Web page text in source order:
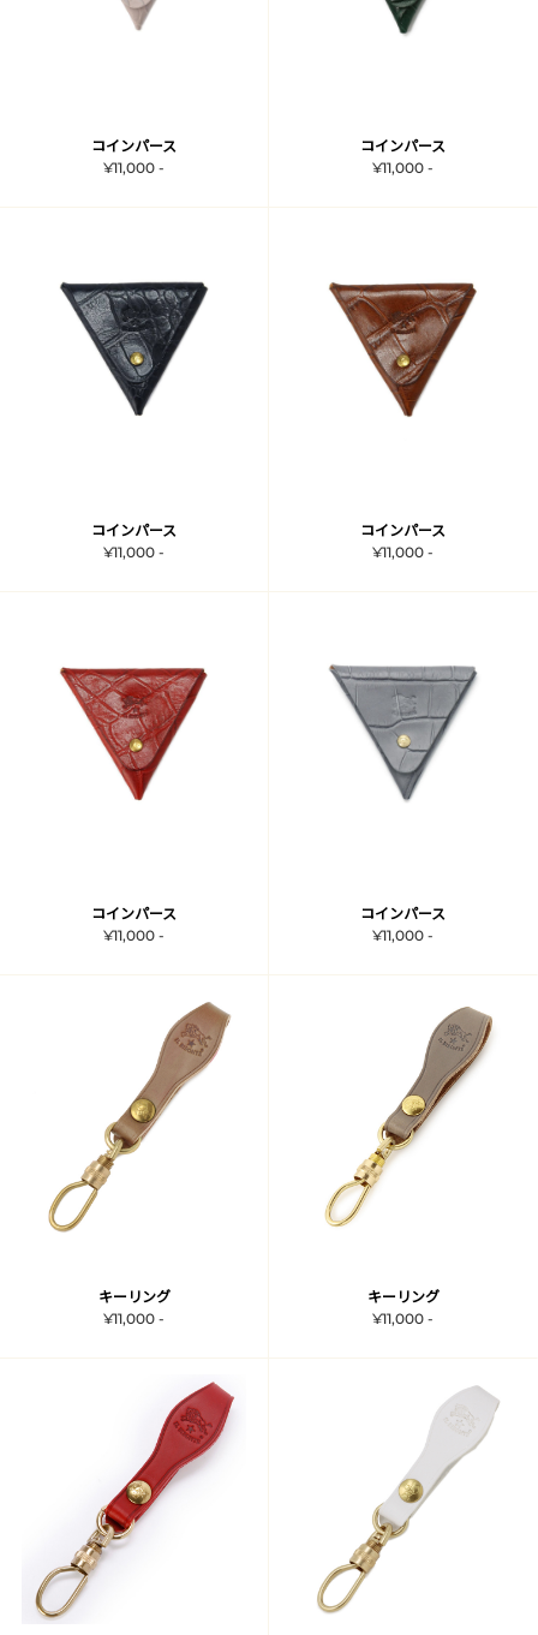
コインパース
¥11,000 -
コインパース
¥11,000 -
コインパース
¥11,000 -
コインパース
¥11,000 -
コインパース
¥11,000 -
コインパース
¥11,000 -
キーリング
¥11,000 -
キーリング
¥11,000 -